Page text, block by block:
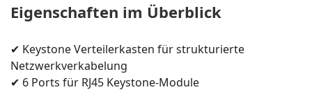
Eigenschaften im Überblick
✔ Keystone Verteilerkasten für strukturierte
Netzwerkverkabelung
✔ 6 Ports für RJ45 Keystone-Module